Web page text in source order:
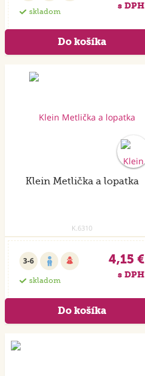
skladom
s DPH
Klein Metlička a lopatka
K.6310
3-6
skladom
4,15 €
s DPH